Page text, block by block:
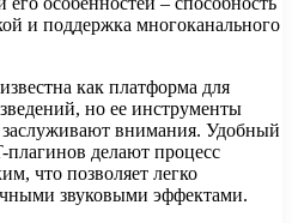
и поддержка многоканального
как платформа для
но ее инструменты
заслуживают внимания. Удобный
делают процесс
что позволяет легко
звуковыми эффектами.